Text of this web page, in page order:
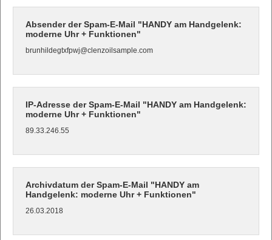
Absender der Spam-E-Mail "HANDY am Handgelenk:
moderne Uhr + Funktionen"
brunhildegtxfpwj@clenzoilsample.com
IP-Adresse der Spam-E-Mail "HANDY am Handgelenk:
moderne Uhr + Funktionen"
89.33.246.55
Archivdatum der Spam-E-Mail "HANDY am
Handgelenk: moderne Uhr + Funktionen"
26.03.2018